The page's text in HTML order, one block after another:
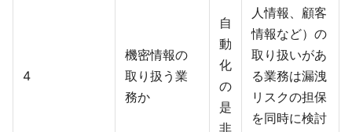
4
機密情報の
取り扱う業
務か
自
動
化
の
是
非
人情報、顧客
情報など）の
取り扱いがあ
る業務は漏洩
リスクの担保
を同時に検討